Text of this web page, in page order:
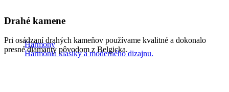
Harmony
Harmónia klasiky a moderného dizajnu.
Drahé kamene
Pri osádzaní drahých kameňov používame kvalitné a dokonalo
presné diamanty pôvodom z Belgicka.